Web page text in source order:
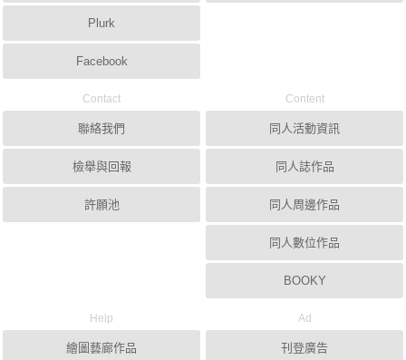
Plurk
Facebook
Contact
聯絡我們
檢舉與回報
許願池
Content
同人活動資訊
同人誌作品
同人周邊作品
同人數位作品
BOOKY
Help
繪圖藝廊作品
Ad
刊登廣告